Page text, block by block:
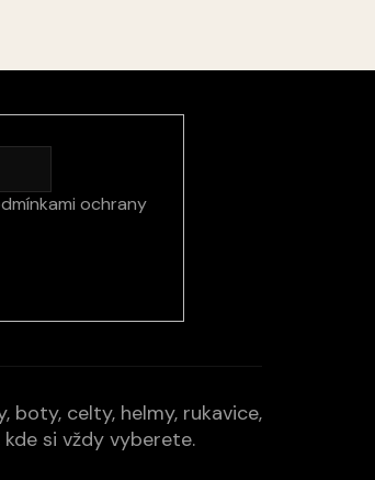
ochrany
boty, celty, helmy, rukavice,
si vždy vyberete.